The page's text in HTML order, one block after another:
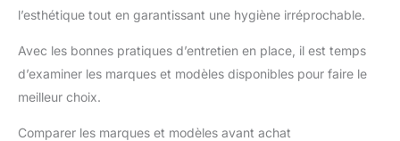
l’esthétique tout en garantissant une hygiène irréprochable.
Avec les bonnes pratiques d’entretien en place, il est temps
d’examiner les marques et modèles disponibles pour faire le
meilleur choix.
Comparer les marques et modèles avant achat